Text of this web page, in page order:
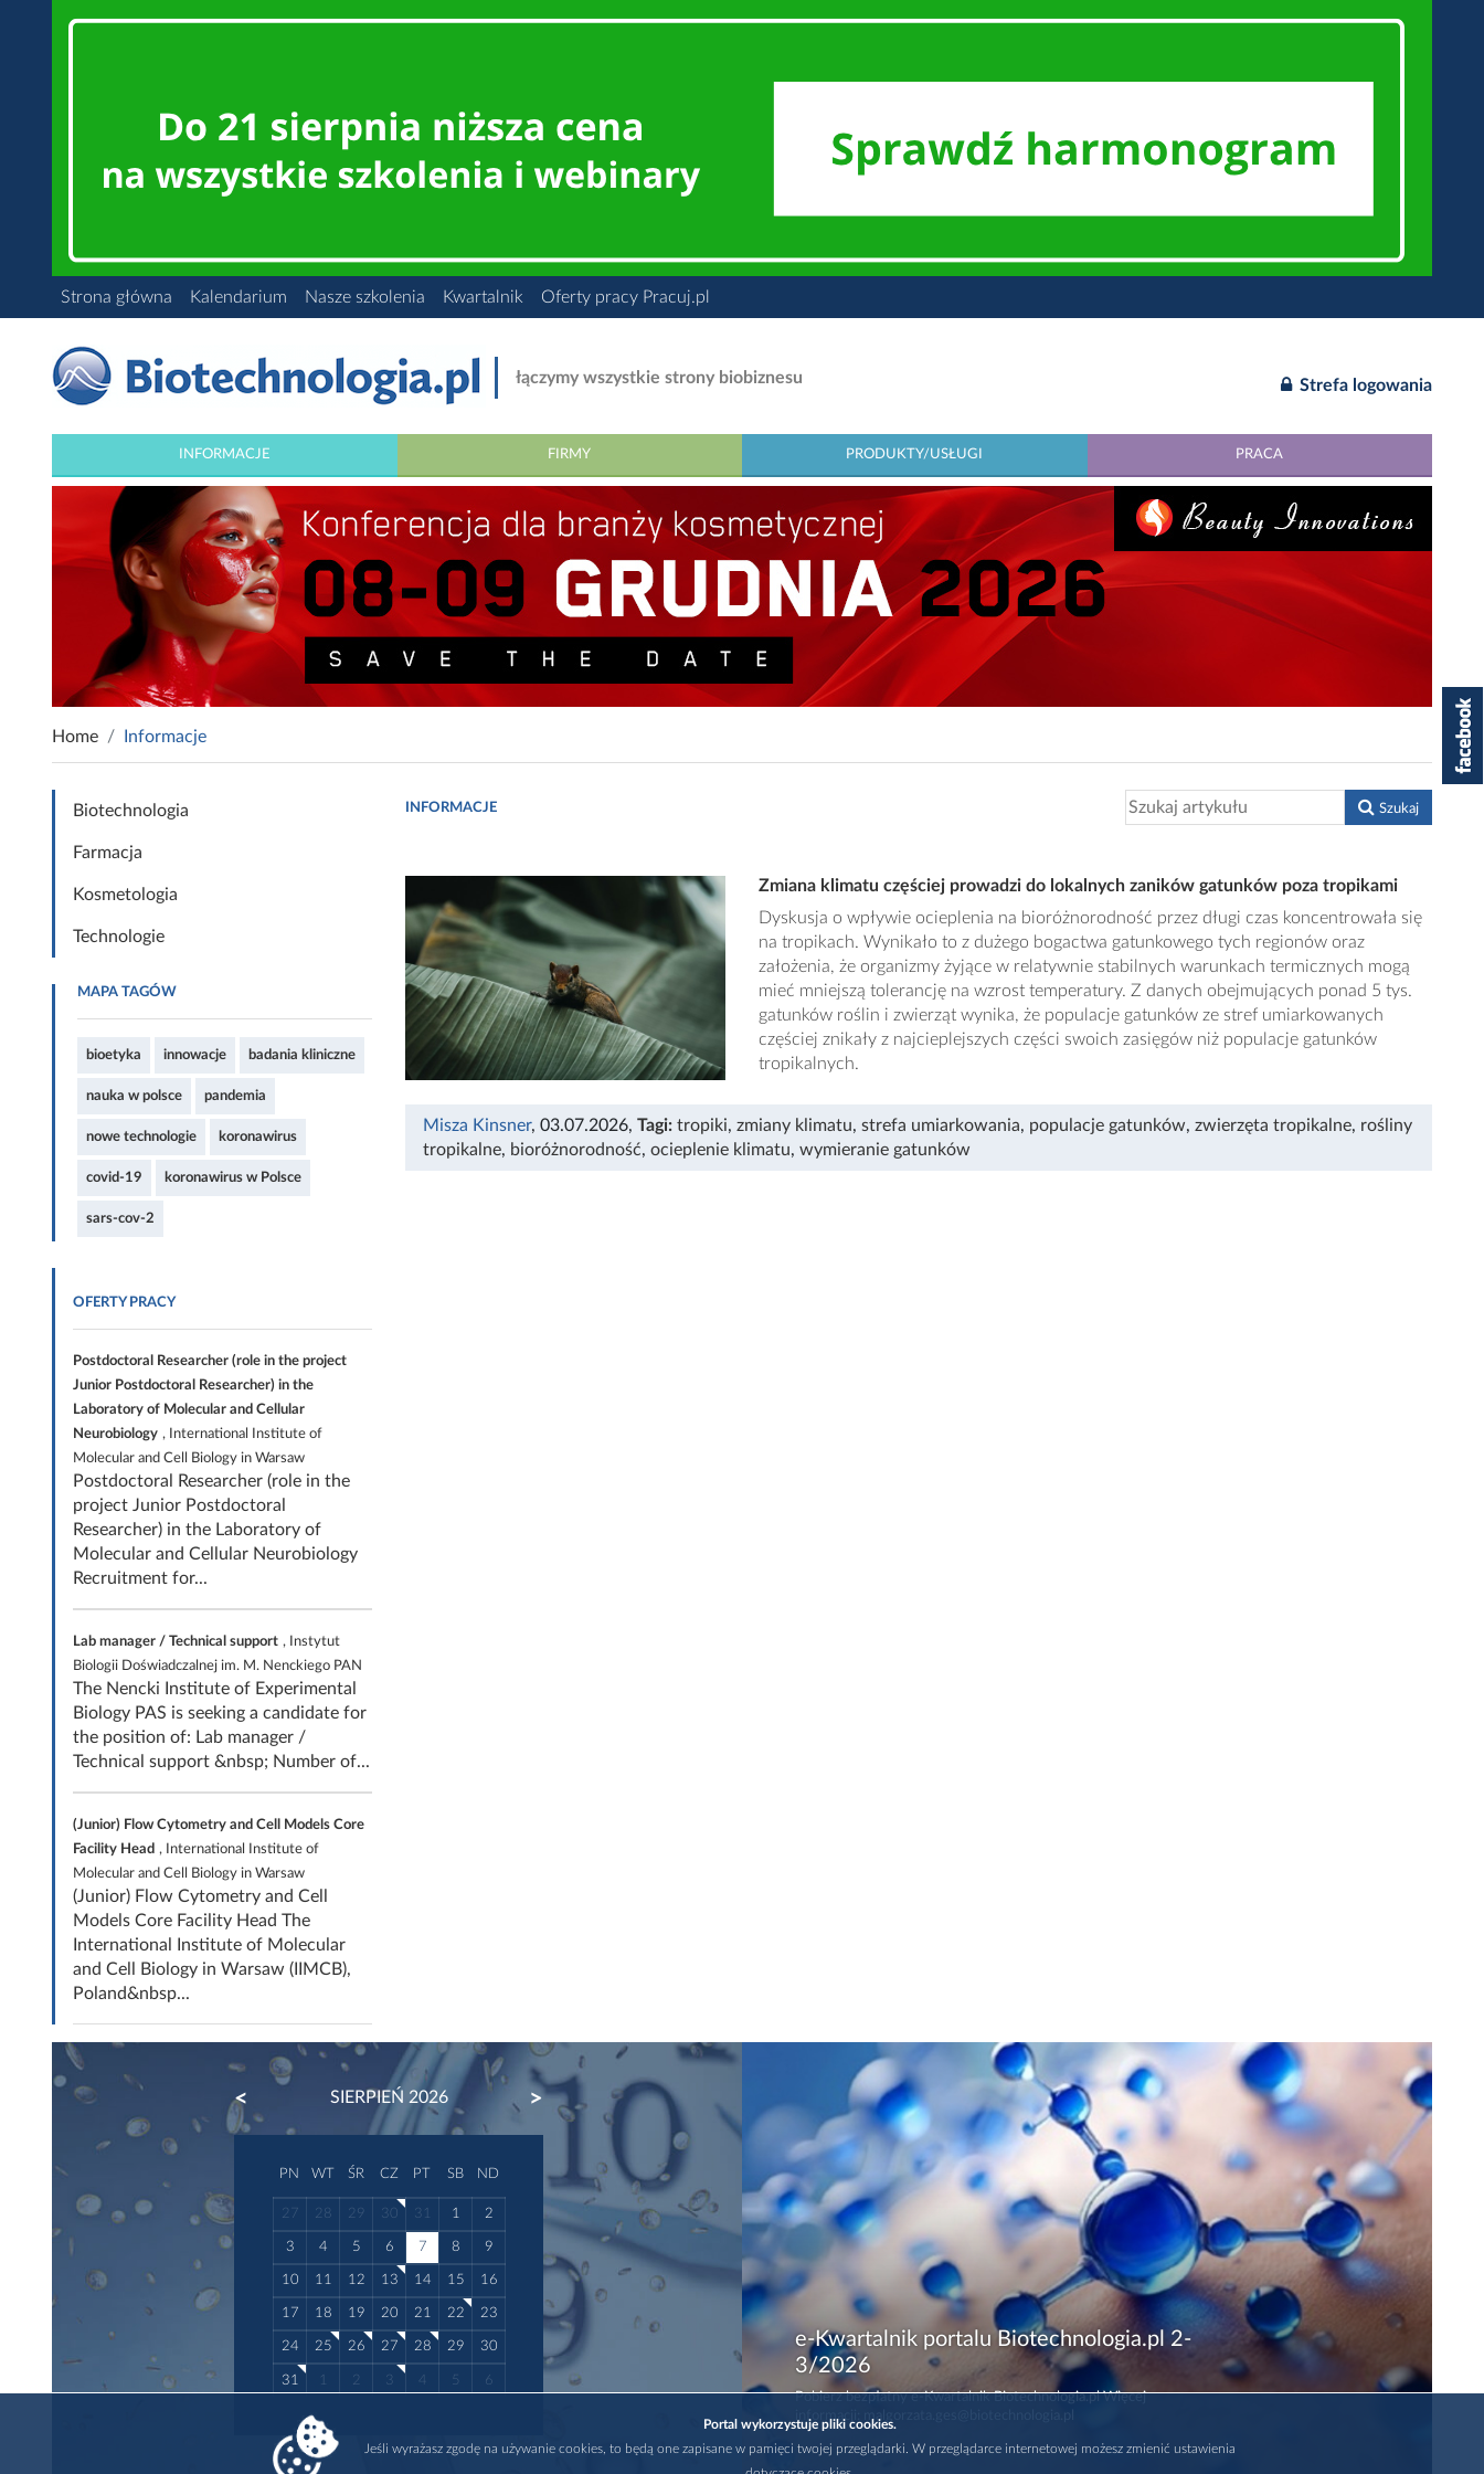
Strona główna Kalendarium Nasze szkolenia Kwartalnik Oferty pracy Pracuj.pl
łączymy wszystkie strony biobiznesu Strefa logowania
INFORMACJE FIRMY PRODUKTY/USŁUGI PRACA
Home Informacje
Biotechnologia
Farmacja
Kosmetologia
Technologie
MAPA TAGÓW
bioetyka innowacje badania kliniczne
nauka w polsce pandemia
nowe technologie koronawirus
covid-19 koronawirus w Polsce
sars-cov-2
OFERTY PRACY
Postdoctoral Researcher (role in the project
Junior Postdoctoral Researcher) in the
Laboratory of Molecular and Cellular
Neurobiology , International Institute of
Molecular and Cell Biology in Warsaw
Postdoctoral Researcher (role in the
project Junior Postdoctoral
Researcher) in the Laboratory of
Molecular and Cellular Neurobiology
Recruitment for...
Lab manager / Technical support , Instytut
Biologii Doświadczalnej im. M. Nenckiego PAN
The Nencki Institute of Experimental
Biology PAS is seeking a candidate for
the position of: Lab manager /
Technical support &nbsp; Number of...
(Junior) Flow Cytometry and Cell Models Core
Facility Head , International Institute of
Molecular and Cell Biology in Warsaw
(Junior) Flow Cytometry and Cell
Models Core Facility Head The
International Institute of Molecular
and Cell Biology in Warsaw (IIMCB),
Poland&nbsp...
INFORMACJE Szukaj
Zmiana klimatu częściej prowadzi do lokalnych zaników gatunków poza tropikami
Dyskusja o wpływie ocieplenia na bioróżnorodność przez długi czas koncentrowała się
na tropikach. Wynikało to z dużego bogactwa gatunkowego tych regionów oraz
założenia, że organizmy żyjące w relatywnie stabilnych warunkach termicznych mogą
mieć mniejszą tolerancję na wzrost temperatury. Z danych obejmujących ponad 5 tys.
gatunków roślin i zwierząt wynika, że populacje gatunków ze stref umiarkowanych
częściej znikały z najcieplejszych części swoich zasięgów niż populacje gatunków
tropikalnych.
Misza Kinsner, 03.07.2026, Tagi: tropiki, zmiany klimatu, strefa umiarkowania, populacje gatunków, zwierzęta tropikalne, rośliny
tropikalne, bioróżnorodność, ocieplenie klimatu, wymieranie gatunków
SIERPIEŃ 2026
PREVIOUS NEXT
PN WT ŚR CZ PT SB ND
27 28 29 30 31 1 2
3 4 5 6 7 8 9
10 11 12 13 14 15 16
17 18 19 20 21 22 23
24 25 26 27 28 29 30
31 1 2 3 4 5 6
e-Kwartalnik portalu Biotechnologia.pl 2-
3/2026
Pobierz bezpłatny e-Kwartalnik Biotechnologia.pl Więcej
informacji: malgorzata.ges@biotechnologia.pl
Portal wykorzystuje pliki cookies.
Jeśli wyrażasz zgodę na używanie cookies, to będą one zapisane w pamięci twojej przeglądarki. W przeglądarce internetowej możesz zmienić ustawienia